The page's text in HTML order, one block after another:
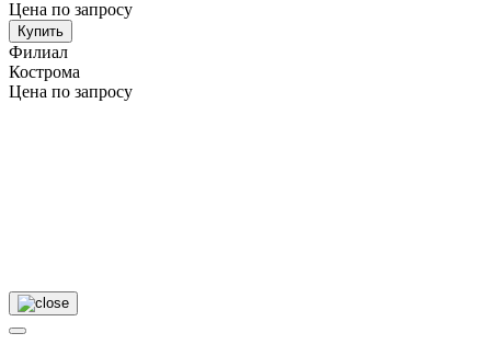
Цена по запросу
Купить
Филиал
Кострома
Цена по запросу